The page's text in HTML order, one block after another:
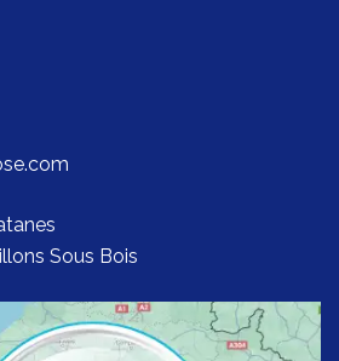
Sous Bois